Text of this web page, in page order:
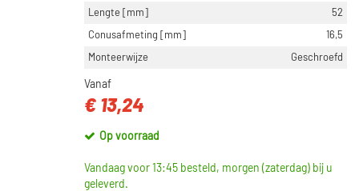
Lengte [mm]
52
Conusafmeting [mm]
16,5
Monteerwijze
Geschroefd
Vanaf
€ 13,24
Op voorraad
Vandaag voor 13:45 besteld, morgen (zaterdag) bij u
geleverd.